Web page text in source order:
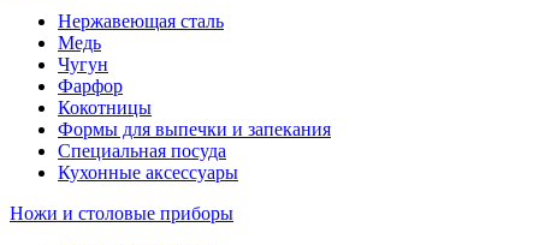
Нержавеющая сталь
Медь
Чугун
Фарфор
Кокотницы
Формы для выпечки и запекания
Специальная посуда
Кухонные аксессуары
Ножи и столовые приборы